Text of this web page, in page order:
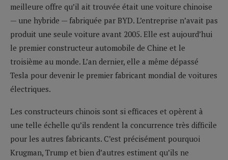
meilleure offre qu’il ait trouvée était une voiture chinoise
— une hybride — fabriquée par BYD. L’entreprise n’avait pas
produit une seule voiture avant 2005. Elle est aujourd’hui
le premier constructeur automobile de Chine et le
troisième au monde. L’an dernier, elle a même dépassé
Tesla pour devenir le premier fabricant mondial de voitures
électriques.
Les constructeurs chinois sont si efficaces et opèrent à
une telle échelle qu’ils rendent la concurrence très difficile
pour les autres fabricants. C’est précisément pourquoi
Krugman, Trump et bien d’autres estiment qu’ils ne